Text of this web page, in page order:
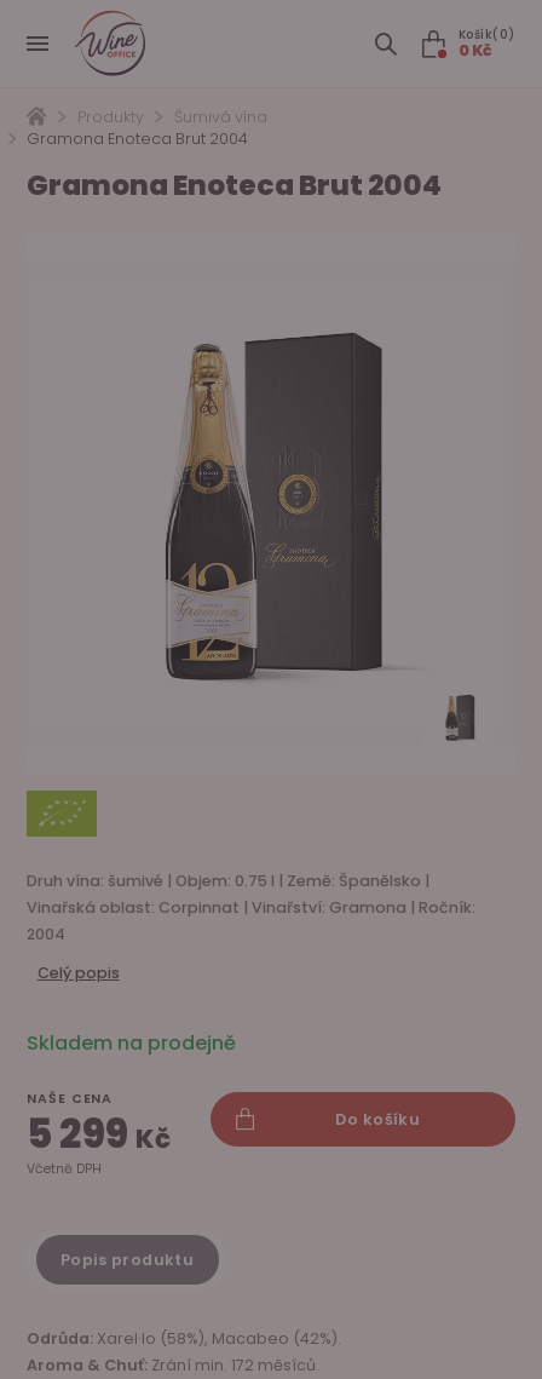
Košík(0)
0 Kč
Produkty
Šumivá vína
Gramona Enoteca Brut 2004
Gramona Enoteca Brut 2004
Druh vína: šumivé | Objem: 0.75 l | Země: Španělsko |
Vinařská oblast: Corpinnat | Vinařství: Gramona | Ročník:
2004
Celý popis
Skladem na prodejně
NAŠE CENA
5 299 Kč
Včetně DPH
Do košíku
Popis produktu
Odrůda: Xarel·lo (58%), Macabeo (42%).
Aroma & Chuť: Zrání min. 172 měsíců.